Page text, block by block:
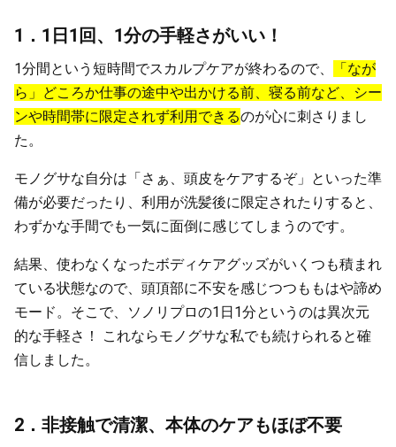
1．1日1回、1分の手軽さがいい！
1分間という短時間でスカルプケアが終わるので、
「なが
ら」どころか仕事の途中や出かける前、寝る前など、シー
ンや時間帯に限定されず利用できるのが心に刺さりまし
た。
モノグサな自分は「さぁ、頭皮をケアするぞ」といった準
備が必要だったり、利用が洗髪後に限定されたりすると、
わずかな手間でも一気に面倒に感じてしまうのです。
結果、使わなくなったボディケアグッズがいくつも積まれ
ている状態なので、頭頂部に不安を感じつつももはや諦め
モード。そこで、ソノリプロの1日1分というのは異次元
的な手軽さ！ これならモノグサな私でも続けられると確
信しました。
2．非接触で清潔、本体のケアもほぼ不要